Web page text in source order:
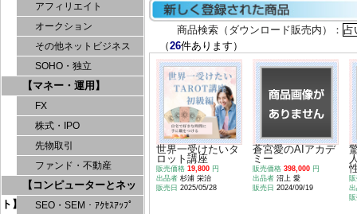
アフィリエイト
オークション
その他ネットビジネス
SOHO・独立
【マネー・運用】
FX
株式・IPO
先物取引
ファンド・不動産
【コンピューターとネッ
ト】
SEO・SEM・ｱｸｾｽｱｯﾌﾟ
商品検索（ダウンロード販売内）：
（26件あります）
世界一受けたいタ
ロット講座
販売価格 19,800 円
出品者 杉浦 栄治
販売日 2025/05/28
蒼宮愛のAIアカデ
ミー
販売価格 398,000 円
出品者 沼上 愛
販売日 2024/09/19